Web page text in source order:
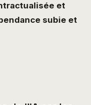
et
subie et